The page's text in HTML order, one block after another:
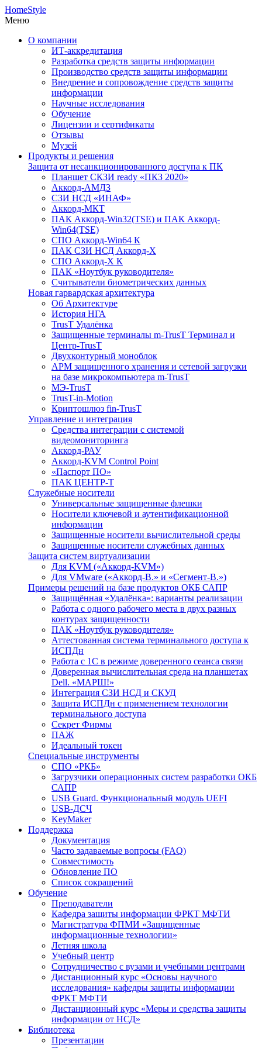
HomeStyle
Меню
О компании
ИТ-аккредитация
Разработка средств защиты информации
Производство средств защиты информации
Внедрение и сопровождение средств защиты
информации
Научные исследования
Обучение
Лицензии и сертификаты
Отзывы
Музей
Продукты и решения
Защита от несанкционированного доступа к ПК
Планшет СКЗИ ready «ПКЗ 2020»
Аккорд-АМДЗ
СЗИ НСД «ИНАФ»
Аккорд-МКТ
ПАК Аккорд-Win32(TSE) и ПАК Аккорд-
Win64(TSE)
СПО Аккорд-Win64 К
ПАК СЗИ НСД Аккорд-X
СПО Аккорд-X К
ПАК «Ноутбук руководителя»
Cчитыватели биометрических данных
Новая гарвардская архитектура
Об Архитектуре
История НГА
TrusT Удалёнка
Защищенные терминалы m-TrusT Терминал и
Центр-TrusT
Двухконтурный моноблок
АРМ защищенного хранения и сетевой загрузки
на базе микрокомпьютера m-TrusT
МЭ-TrusT
TrusT-in-Motion
Криптошлюз fin-TrusT
Управление и интеграция
Средства интеграции с системой
видеомониторинга
Аккорд-РАУ
Аккорд-KVM Control Point
«Паспорт ПО»
ПАК ЦЕНТР-Т
Служебные носители
Универсальные защищенные флешки
Носители ключевой и аутентификационной
информации
Защищенные носители вычислительной среды
Защищенные носители служебных данных
Защита систем виртуализации
Для KVM («Аккорд-KVM»)
Для VMware («Аккорд-В.» и «Сегмент-В.»)
Примеры решений на базе продуктов ОКБ САПР
Защищённая «Удалёнка»: варианты реализации
Работа с одного рабочего места в двух разных
контурах защищенности
ПАК «Ноутбук руководителя»
Аттестованная система терминального доступа к
ИСПДн
Работа с 1С в режиме доверенного сеанса связи
Доверенная вычислительная среда на планшетах
Dell. «МАРШ!»
Интеграция СЗИ НСД и СКУД
Защита ИСПДн с применением технологии
терминального доступа
Секрет Фирмы
ПАЖ
Идеальный токен
Специальные инструменты
СПО «РКБ»
Загрузчики операционных систем разработки ОКБ
САПР
USB Guard. Функциональный модуль UEFI
USB-ДСЧ
KeyMaker
Поддержка
Документация
Часто задаваемые вопросы (FAQ)
Совместимость
Обновление ПО
Список сокращений
Обучение
Преподаватели
Кафедра защиты информации ФРКТ МФТИ
Магистратура ФПМИ «Защищенные
информационные технологии»
Летняя школа
Учебный центр
Сотрудничество с вузами и учебными центрами
Дистанционный курс «Основы научного
исследования» кафедры защиты информации
ФРКТ МФТИ
Дистанционный курс «Меры и средства защиты
информации от НСД»
Библиотека
Презентации